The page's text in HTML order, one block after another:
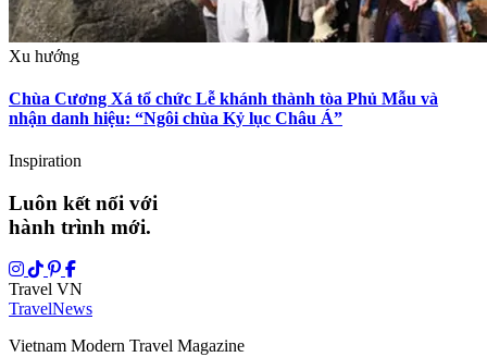
Xu hướng
Chùa Cương Xá tổ chức Lễ khánh thành tòa Phủ Mẫu và
nhận danh hiệu: “Ngôi chùa Kỷ lục Châu Á”
Inspiration
Luôn kết nối với
hành trình mới.
Travel VN
TravelNews
Vietnam Modern Travel Magazine